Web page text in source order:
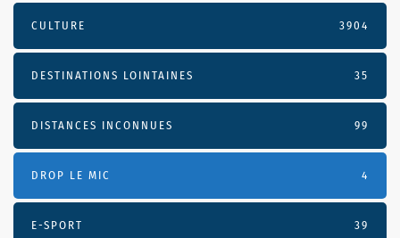
CULTURE 3904
DESTINATIONS LOINTAINES 35
DISTANCES INCONNUES 99
DROP LE MIC 4
E-SPORT 39